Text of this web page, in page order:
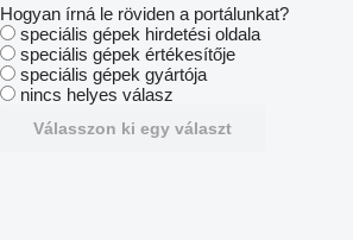
Hogyan írná le röviden a portálunkat?
speciális gépek hirdetési oldala
speciális gépek értékesítője
speciális gépek gyártója
nincs helyes válasz
Válasszon ki egy választ